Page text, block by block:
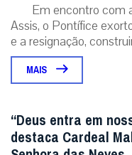
Em encontro com
Assis, o Pontífice
e a resignação,
MAIS
“Deus entra em
destaca Cardeal